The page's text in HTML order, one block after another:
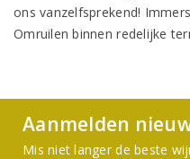
ons vanzelfsprekend!
Omruilen binnen redelijke
Aanmelden
Mis niet langer de beste